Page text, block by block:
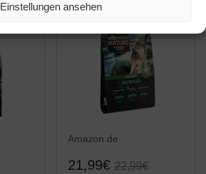
Einstellungen ansehen
Amazon.de
21,99€ 22,99€